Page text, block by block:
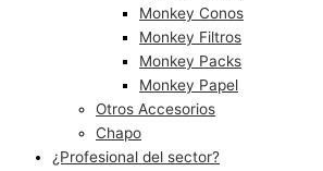
Monkey Conos
Monkey Filtros
Monkey Packs
Monkey Papel
Otros Accesorios
Chapo
¿Profesional del sector?